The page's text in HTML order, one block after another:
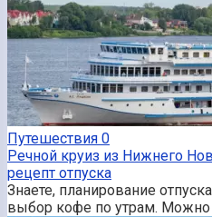
Путешествия 0
Речной круиз из Нижнего
рецепт отпуска
Знаете, планирование
выбор кофе по утрам. Можно